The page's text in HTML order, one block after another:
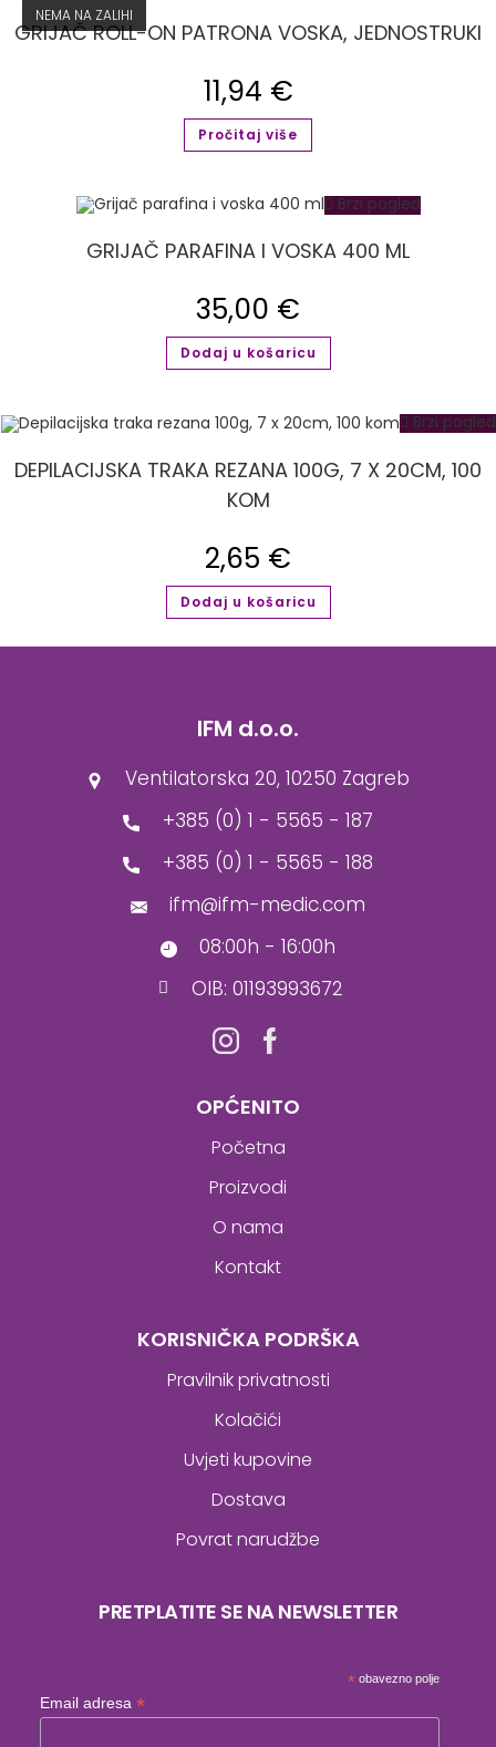
NEMA NA ZALIHI
GRIJAČ ROLL-ON PATRONA VOSKA, JEDNOSTRUKI
11,94 €
Pročitaj više
Brzi pogled
GRIJAČ PARAFINA I VOSKA 400 ML
35,00 €
Dodaj u košaricu
Brzi pogled
DEPILACIJSKA TRAKA REZANA 100G, 7 X 20CM, 100
KOM
2,65 €
Dodaj u košaricu
IFM d.o.o.
Ventilatorska 20, 10250 Zagreb
+385 (0) 1 - 5565 - 187
+385 (0) 1 - 5565 - 188
ifm@ifm-medic.com
08:00h - 16:00h
OIB: 01193993672
OPĆENITO
Početna
Proizvodi
O nama
Kontakt
KORISNIČKA PODRŠKA
Pravilnik privatnosti
Kolačići
Uvjeti kupovine
Dostava
Povrat narudžbe
PRETPLATITE SE NA NEWSLETTER
* obavezno polje
Email adresa *